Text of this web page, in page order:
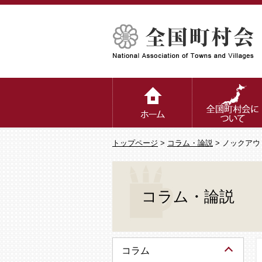
トップページ > コラム・論説 > ノックア
コラム・論説
コラム